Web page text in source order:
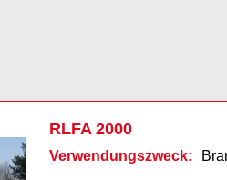
RLFA 2000
Verwendungszweck: